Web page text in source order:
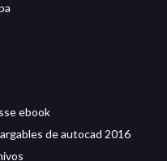
ebook
de autocad 2016